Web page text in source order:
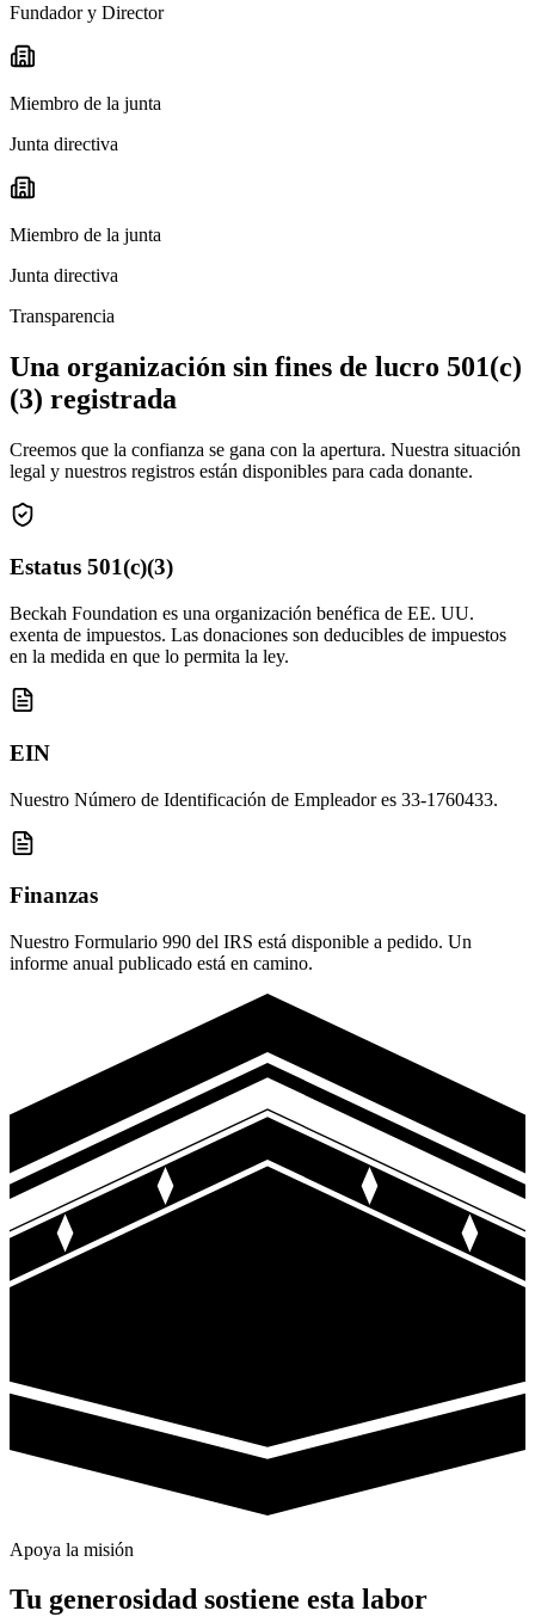
Fundador y Director
Miembro de la junta
Junta directiva
Miembro de la junta
Junta directiva
Transparencia
Una organización sin fines de lucro 501(c)
(3) registrada
Creemos que la confianza se gana con la apertura. Nuestra situación
legal y nuestros registros están disponibles para cada donante.
Estatus 501(c)(3)
Beckah Foundation es una organización benéfica de EE. UU.
exenta de impuestos. Las donaciones son deducibles de impuestos
en la medida en que lo permita la ley.
EIN
Nuestro Número de Identificación de Empleador es 33-1760433.
Finanzas
Nuestro Formulario 990 del IRS está disponible a pedido. Un
informe anual publicado está en camino.
Apoya la misión
Tu generosidad sostiene esta labor